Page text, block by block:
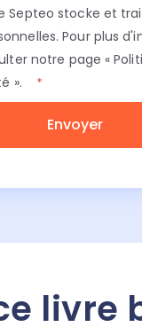
Septeo stocke et
Pour plus
notre page «
». *
livre